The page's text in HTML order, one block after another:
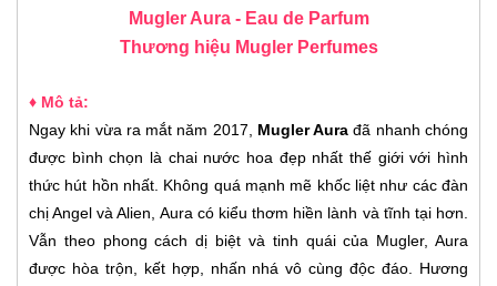
Mugler Aura -Eau de Parfum
Thương hiệu MuglerPerfumes
♦ Mô tả:
Ngay khi vừa ra mắt năm 2017, Mugler Aura đã nhanh chóng
được bình chọn là chai nước hoa đẹp nhất thế giới với hình
thức hút hồn nhất. Không quá mạnh mẽ khốc liệt như các đàn
chị Angel và Alien, Aura có kiểu thơm hiền lành và tĩnh tại hơn.
Vẫn theo phong cách dị biệt và tinh quái của Mugler, Aura
được hòa trộn, kết hợp, nhấn nhá vô cùng độc đáo. Hương